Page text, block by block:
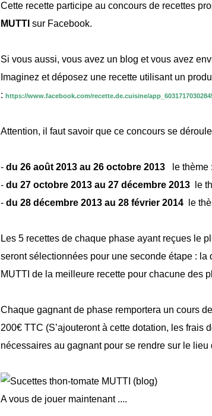
Cette recette participe au concours de recettes
MUTTI sur Facebook.
Si vous aussi, vous avez un blog et vous avez
Imaginez et déposez une recette utilisant un
: https://www.facebook.com/recette.de.cuisine/
Attention, il faut savoir que ce concours se
- du 26 août 2013 au 26 octobre 2013
le thème
- du 27 octobre 2013 au 27 décembre 2013
le
- du 28 décembre 2013 au 28 février 2014 le
Les 5 recettes de chaque phase ayant reçues le
seront sélectionnées pour une seconde étape :
MUTTI de la meilleure recette pour chacune des
Chaque gagnant de phase remportera un cours
200€ TTC (S’ajouteront à cette dotation, les frais
nécessaires au gagnant pour se rendre sur le lieu
A vous de jouer maintenant ....